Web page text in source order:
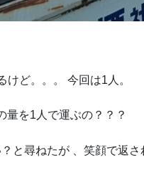
けど。。。 今回は1人。
を1人で運ぶの？？？
と尋ねたが 、笑顔で返